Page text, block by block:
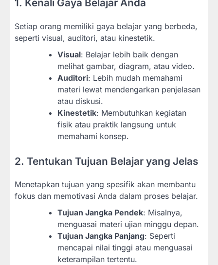
1. Kenali Gaya Belajar Anda
Setiap orang memiliki gaya belajar yang berbeda,
seperti visual, auditori, atau kinestetik.
Visual: Belajar lebih baik dengan
melihat gambar, diagram, atau video.
Auditori: Lebih mudah memahami
materi lewat mendengarkan penjelasan
atau diskusi.
Kinestetik: Membutuhkan kegiatan
fisik atau praktik langsung untuk
memahami konsep.
2. Tentukan Tujuan Belajar yang Jelas
Menetapkan tujuan yang spesifik akan membantu
fokus dan memotivasi Anda dalam proses belajar.
Tujuan Jangka Pendek: Misalnya,
menguasai materi ujian minggu depan.
Tujuan Jangka Panjang: Seperti
mencapai nilai tinggi atau menguasai
keterampilan tertentu.